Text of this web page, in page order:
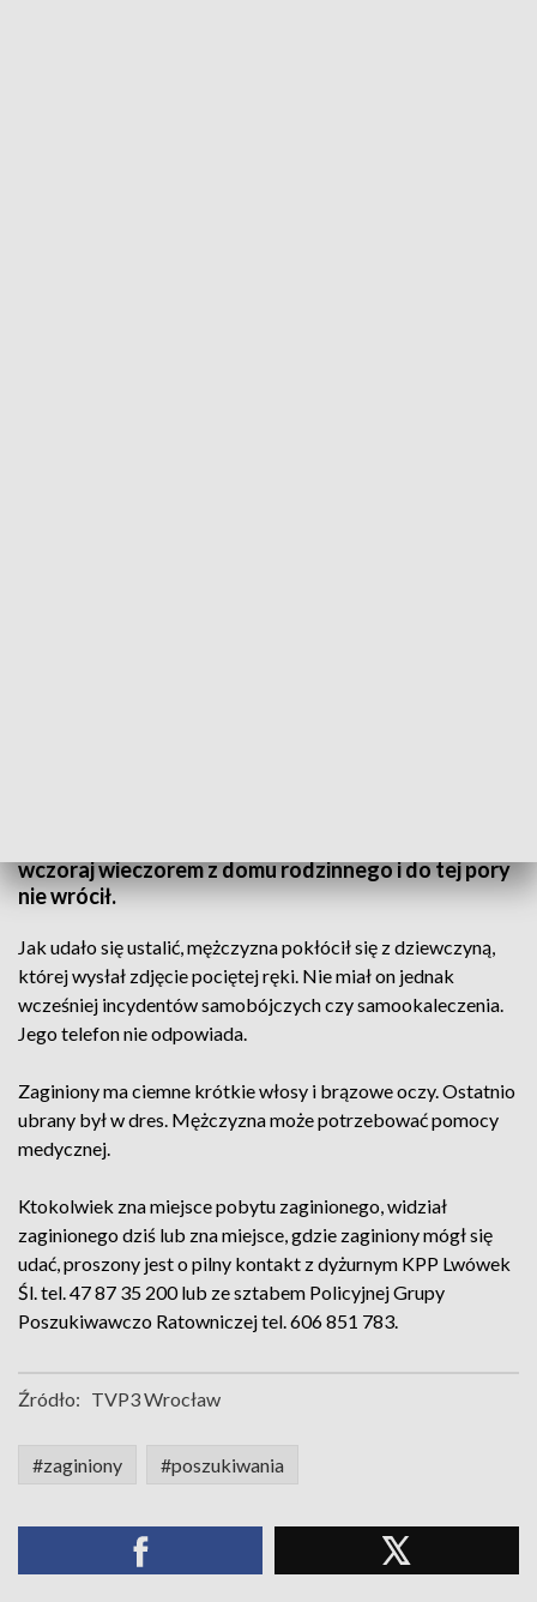
wczoraj wieczorem z domu rodzinnego i do tej pory
nie wrócił.
Jak udało się ustalić, mężczyzna pokłócił się z dziewczyną,
której wysłał zdjęcie pociętej ręki. Nie miał on jednak
wcześniej incydentów samobójczych czy samookaleczenia.
Jego telefon nie odpowiada.
Zaginiony ma ciemne krótkie włosy i brązowe oczy. Ostatnio
ubrany był w dres. Mężczyzna może potrzebować pomocy
medycznej.
Ktokolwiek zna miejsce pobytu zaginionego, widział
zaginionego dziś lub zna miejsce, gdzie zaginiony mógł się
udać, proszony jest o pilny kontakt z dyżurnym KPP Lwówek
Śl. tel. 47 87 35 200 lub ze sztabem Policyjnej Grupy
Poszukiwawczo Ratowniczej tel. 606 851 783.
Źródło: TVP3 Wrocław
#zaginiony #poszukiwania